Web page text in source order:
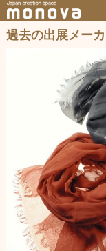
過去の出展メー